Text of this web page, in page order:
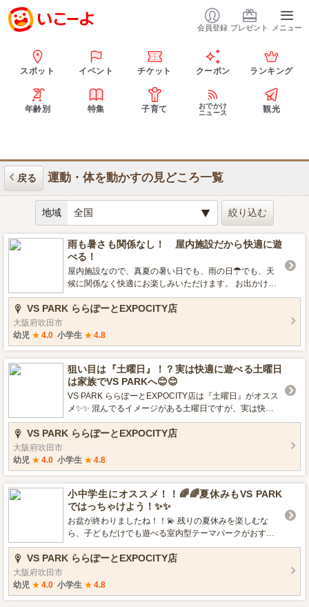
会員登録 プレゼント メニュー
スポット イベント チケット クーポン ランキング
年齢別 特集 子育て
おでかけ
ニュース
観光
戻る 運動・体を動かすの見どころ一覧
地域
雨も暑さも関係なし！ 屋内施設だから快適に遊
べる！
屋内施設なので、真夏の暑い日でも、雨の日☂でも、天
候に関係なく快適にお楽しみいただけます。 お出かけの
予定を変えなくても大丈夫。 涼しい屋内で、思いっきり
体を動かそう！🤾‍♀️
VS PARK ららぽーとEXPOCITY店
大阪府吹田市
幼児 ★ 4.0 小学生 ★ 4.8
狙い目は『土曜日』！？実は快適に遊べる土曜日
は家族でVS PARKへ😊😊
VS PARK ららぽーとEXPOCITY店は『土曜日』がオスス
メ✨✨ 混んでるイメージがある土曜日ですが、実は快適
に遊べる日が多いです😁😁 そのため、初めての方でもた
くさんのアクティビティをまわりやすいです！！ ぜひ土
う！！
VS PARK ららぽーとEXPOCITY店
大阪府吹田市
幼児 ★ 4.0 小学生 ★ 4.8
小中学生にオススメ！！🌈🌈夏休みもVS PARK
ではっちゃけよう！✨✨
お盆が終わりましたね！！💫 残りの夏休みを楽しむな
ら、子どもだけでも遊べる室内型テーマパークがおすす
め！！✨✨ VS PARKはお子様だけでも安心安全に、思い
っきり遊べるポイントがたくさんあるんです！🔥🔥 そん
VS PARK ららぽーとEXPOCITY店
大阪府吹田市
幼児 ★ 4.0 小学生 ★ 4.8